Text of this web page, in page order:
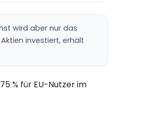
wird aber nur das
investiert, erhält
% für EU-Nutzer im